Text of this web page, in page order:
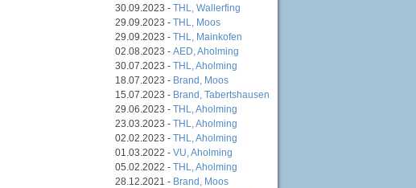
30.09.2023 - THL, Wallerfing
29.09.2023 - THL, Moos
29.09.2023 - THL, Mainkofen
02.08.2023 - AED, Aholming
30.07.2023 - THL, Aholming
18.07.2023 - Brand, Moos
15.07.2023 - Brand, Tabertshausen
29.06.2023 - THL, Aholming
23.03.2023 - THL, Aholming
02.02.2023 - THL, Aholming
01.03.2022 - VU, Aholming
05.02.2022 - THL, Aholming
28.12.2021 - Brand, Moos